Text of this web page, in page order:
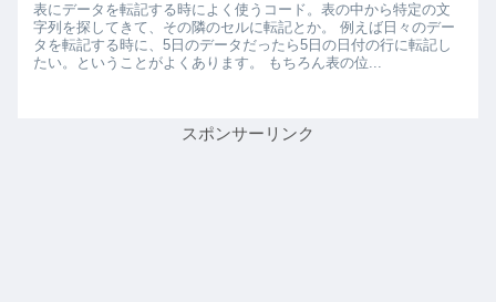
表にデータを転記する時によく使うコード。表の中から特定の文
字列を探してきて、その隣のセルに転記とか。 例えば日々のデー
タを転記する時に、5日のデータだったら5日の日付の行に転記し
たい。ということがよくあります。 もちろん表の位...
スポンサーリンク